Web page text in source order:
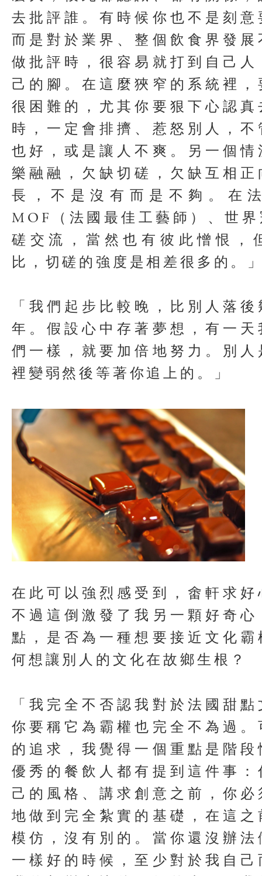
去批評誰。有時候你也不是刻
而是對於業界、整個飲食界發
做批評時，很容易就打到自己
己的腳。在這麼狹窄的系統裡
很困難的，尤其你要狠下心認
時，一定會排擠、惹怒別人，
也好，或是讓人不爽。另一個
樂融融，欠缺切磋，欠缺互相
長，不是沒有而是不夠。在
MOF（法國最佳工藝師）、世
磋交流，當然也有彼此憎恨，
比，切磋的強度是相差很多的。
「我們起步比較晚，比別人落
年。假設心中存著夢想，有一
們一樣，就要加倍地努力。別
裡變弱然後等著你追上的。」
在此可以強烈感受到，畬軒求
不過這倒激發了我另一顆好奇
點，是否為一種想要接近文化
何想讓別人的文化在故鄉生根？
「我完全不否認我對於法國甜
你要稱它為霸權也完全不為過
的追求，我覺得一個重點是階
優秀的餐飲人都有提到這件事
己的風格、講求創意之前，你
地做到完全紮實的基礎，在這
模仿，沒有別的。當你還沒辦
一樣好的時候，至少對於我自